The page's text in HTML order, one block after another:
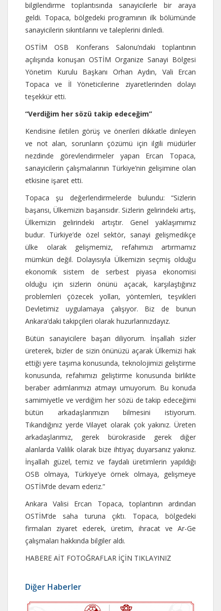
bilgilendirme toplantısında sanayicilerle bir araya
geldi. Topaca, bölgedeki programının ilk bölümünde
sanayicilerin sıkıntılarını ve taleplerini dinledi.
OSTİM OSB Konferans Salonu’ndaki toplantının
açılışında konuşan OSTİM Organize Sanayi Bölgesi
Yönetim Kurulu Başkanı Orhan Aydın, Vali Ercan
Topaca ve İl Yöneticilerine ziyaretlerinden dolayı
teşekkür etti.
“Verdiğim her sözü takip edeceğim”
Kendisine iletilen görüş ve önerileri dikkatle dinleyen
ve not alan, sorunların çözümü için ilgili müdürler
nezdinde görevlendirmeler yapan Ercan Topaca,
sanayicilerin çalışmalarının Türkiye’nin gelişimine olan
etkisine işaret etti.
Topaca şu değerlendirmelerde bulundu: “Sizlerin
başarısı, Ülkemizin başarısıdır. Sizlerin gelirindeki artış,
Ülkemizin gelirindeki artıştır. Genel yaklaşımımız
budur. Türkiye’de özel sektör, sanayi gelişmedikçe
ülke olarak gelişmemiz, refahımızı artırmamız
mümkün değil. Dolayısıyla Ülkemizin seçmiş olduğu
ekonomik sistem de serbest piyasa ekonomisi
olduğu için sizlerin önünü açacak, karşılaştığınız
problemleri çözecek yolları, yöntemleri, teşvikleri
Devletimiz uygulamaya çalışıyor. Biz de bunun
Ankara’daki takipçileri olarak huzurlarınızdayız.
Bütün sanayicilere başarı diliyorum. İnşallah sizler
üreterek, bizler de sizin önünüzü açarak Ülkemizi hak
ettiği yere taşıma konusunda, teknolojimizi geliştirme
konusunda, refahımızı geliştirme konusunda birlikte
beraber adımlarımızı atmayı umuyorum. Bu konuda
samimiyetle ve verdiğim her sözü de takip edeceğimi
bütün arkadaşlarımızın bilmesini istiyorum.
Tıkandığınız yerde Vilayet olarak çok yakınız. Üreten
arkadaşlarımız, gerek bürokraside gerek diğer
alanlarda Valilik olarak bize ihtiyaç duyarsanız yakınız.
İnşallah güzel, temiz ve faydalı üretimlerin yapıldığı
OSB olmaya, Türkiye’ye örnek olmaya, gelişmeye
OSTİM’de devam ederiz.”
Ankara Valisi Ercan Topaca, toplantının ardından
OSTİM’de saha turuna çıktı. Topaca, bölgedeki
firmaları ziyaret ederek, üretim, ihracat ve Ar-Ge
çalışmaları hakkında bilgiler aldı.
HABERE AİT FOTOĞRAFLAR İÇİN TIKLAYINIZ
Diğer Haberler